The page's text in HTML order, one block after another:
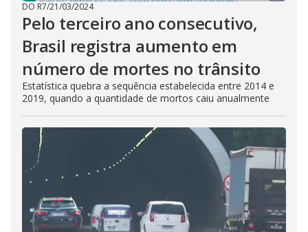
DO R7/21/03/2024
Pelo terceiro ano consecutivo,
Brasil registra aumento em
número de mortes no trânsito
Estatística quebra a sequência estabelecida entre 2014 e
2019, quando a quantidade de mortos caiu anualmente